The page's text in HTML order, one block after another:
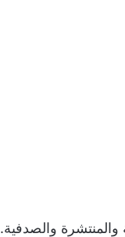
والصدفية.